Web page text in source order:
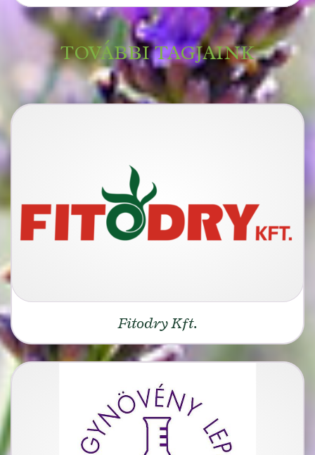
TOVÁBBI TAGJAINK
Fitodry Kft.